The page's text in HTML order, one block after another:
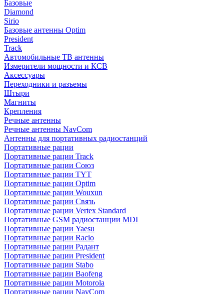
Базовые
Diamond
Sirio
Базовые антенны Optim
President
Track
Автомобильные ТВ антенны
Измерители мощности и КСВ
Аксессуары
Переходники и разъемы
Штыри
Магниты
Крепления
Речные антенны
Речные антенны NavCom
Антенны для портативных радиостанций
Портативные рации
Портативные рации Track
Портативные рации Союз
Портативные рации TYT
Портативные рации Optim
Портативные рации Wouxun
Портативные рации Связь
Портативные рации Vertex Standard
Портативные GSM радиостанции MDI
Портативные рации Yaesu
Портативные рации Racio
Портативные рации Радант
Портативные рации President
Портативные рации Stabo
Портативные рации Baofeng
Портативные рации Motorola
Портативные рации NavCom